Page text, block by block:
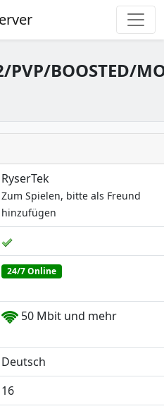
BOOSTED/
RyserTek
Zum Spielen, bitte als Freund
hinzufügen
24/7 Online
50 Mbit und mehr
Deutsch
16